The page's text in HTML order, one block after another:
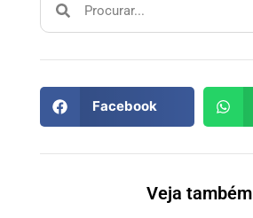
Facebook
Veja também